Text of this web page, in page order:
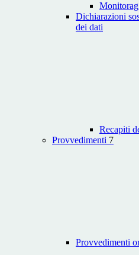
Dichiarazioni
dei dati
Recapiti
Provvedimenti 7
Provvedimenti